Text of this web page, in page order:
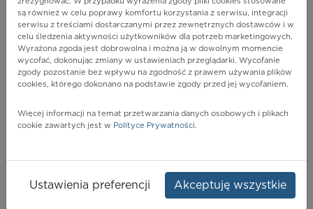
POKAŻ FILTRY
Pharmindex
są również w celu poprawy komfortu korzystania z serwisu, integracji
serwisu z treściami dostarczanymi przez zewnętrznych dostawców i w
celu śledzenia aktywności użytkowników dla potrzeb marketingowych.
Wyrażona zgoda jest dobrowolna i można ją w dowolnym momencie
wycofać, dokonując zmiany w ustawieniach przeglądarki. Wycofanie
zgody pozostanie bez wpływu na zgodność z prawem używania plików
cookies, którego dokonano na podstawie zgody przed jej wycofaniem.
Więcej informacji na temat przetwarzania danych osobowych i plikach
cookie zawartych jest w Polityce Prywatności.
Ustawienia preferencji Akceptuję wszystkie